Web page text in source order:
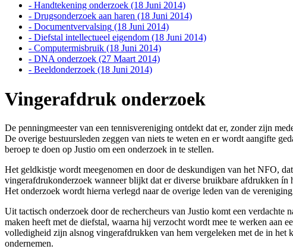
- Handtekening onderzoek (18 Juni 2014)
- Drugsonderzoek aan haren (18 Juni 2014)
- Documentvervalsing (18 Juni 2014)
- Diefstal intellectueel eigendom (18 Juni 2014)
- Computermisbruik (18 Juni 2014)
- DNA onderzoek (27 Maart 2014)
- Beeldonderzoek (18 Juni 2014)
Vingerafdruk onderzoek
De penningmeester van een tennisvereniging ontdekt dat er, zonder zijn
De overige bestuursleden zeggen van niets te weten en er wordt aangifte
beroep te doen op Justio om een onderzoek in te stellen.
Het geldkistje wordt meegenomen en door de deskundigen van het NFO,
vingerafdrukonderzoek wanneer blijkt dat er diverse bruikbare afdrukken ín
Het onderzoek wordt hierna verlegd naar de overige leden van de
Uit tactisch onderzoek door de rechercheurs van Justio komt een
maken heeft met de diefstal, waarna hij verzocht wordt mee te werken aan
volledigheid zijn alsnog vingerafdrukken van hem vergeleken met de in het
ondernemen.